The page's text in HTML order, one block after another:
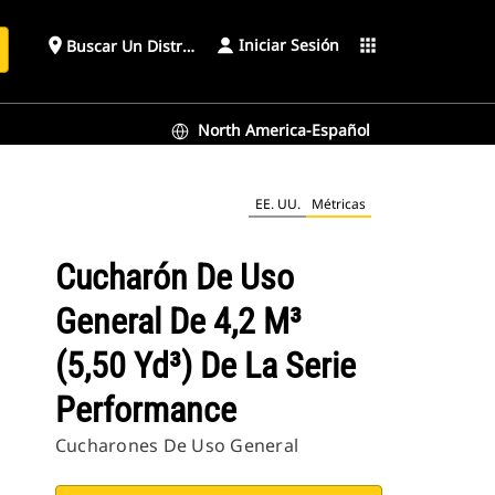
place Buscar Un Distribuidor Iniciar Sesión apps
North America-Español
EE. UU. Métricas
Cucharón De Uso
General De 4,2 M³
(5,50 Yd³) De La Serie
Performance
Cucharones De Uso General